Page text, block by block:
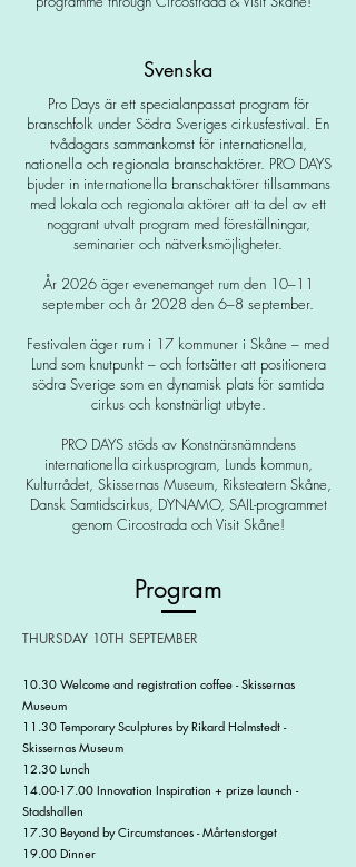
Svenska
Pro Days är ett specialanpassat program för
branschfolk under Södra Sveriges cirkusfestival. En
tvådagars sammankomst för internationella,
nationella och regionala branschaktörer. PRO DAYS
bjuder in internationella branschaktörer tillsammans
med lokala och regionala aktörer att ta del av ett
noggrant utvalt program med föreställningar,
seminarier och nätverksmöjligheter.
År 2026 äger evenemanget rum den 10–11
september och år 2028 den 6–8 september.
Festivalen äger rum i 17 kommuner i Skåne – med
Lund som knutpunkt – och fortsätter att positionera
södra Sverige som en dynamisk plats för samtida
cirkus och konstnärligt utbyte.
PRO DAYS stöds av Konstnärsnämndens
internationella cirkusprogram, Lunds kommun,
Kulturrådet, Skissernas Museum, Riksteatern Skåne,
Dansk Samtidscirkus, DYNAMO, SAIL-programmet
genom Circostrada och Visit Skåne!
Program
THURSDAY 10TH SEPTEMBER
10.30 Welcome and registration coffee - Skissernas
Museum
11.30 Temporary Sculptures by Rikard Holmstedt -
Skissernas Museum
12.30 Lunch
14.00-17.00 Innovation Inspiration + prize launch -
Stadshallen
17.30 Beyond by Circumstances - Mårtenstorget
19.00 Dinner